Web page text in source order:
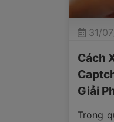
31/
Cách
Giải
Trong